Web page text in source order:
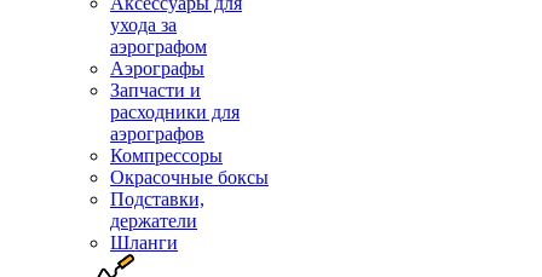
ухода за
аэрографом
Аэрографы
Запчасти и
расходники для
аэрографов
Компрессоры
Окрасочные боксы
Подставки,
держатели
Шланги